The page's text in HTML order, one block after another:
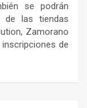
se podrán
de las tiendas
Zamorano
de